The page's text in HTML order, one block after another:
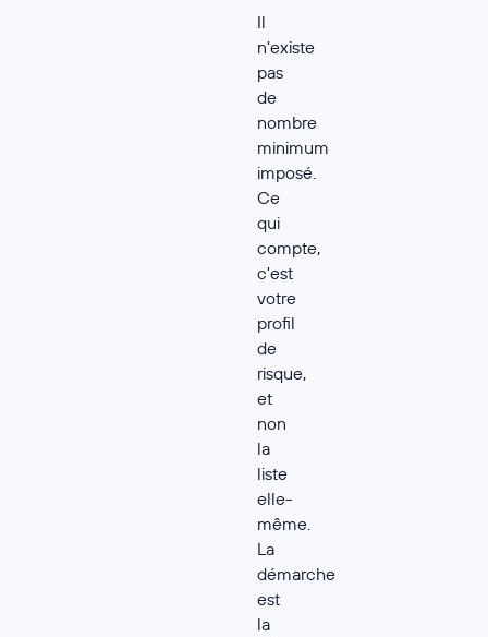
Il
n'existe
pas
de
nombre
minimum
imposé.
Ce
qui
compte,
c'est
votre
profil
de
risque,
et
non
la
liste
elle-
même.
La
démarche
est
la